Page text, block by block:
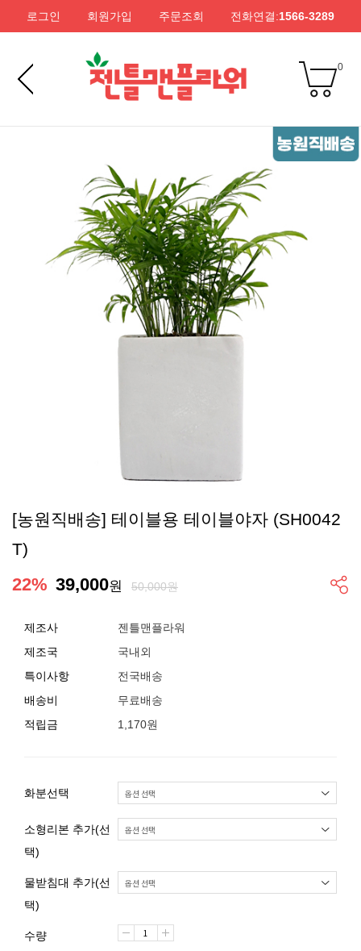
로그인 회원가입 주문조회 전화연결:1566-3289
0
[농원직배송] 테이블용 테이블야자 (SH0042
T)
22% 39,000원 50,000원
제조사
젠틀맨플라워
제조국
국내외
특이사항
전국배송
배송비
무료배송
적립금
1,170원
화분선택
소형리본 추가(선
택)
물받침대 추가(선
택)
수량